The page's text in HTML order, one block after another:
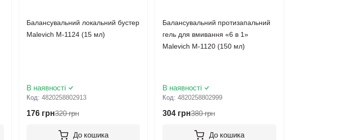
Балансувальний локальний бустер
Malevich М-1124 (15 мл)
В наявності
Код: 4820258802913
176 грн320 грн
До кошика
Балансувальний протизапальний
гель для вмивання «6 в 1»
Malevich М-1120 (150 мл)
В наявності
Код:4820258802999
304 грн380 грн
До кошика